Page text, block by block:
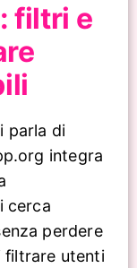
filtri e
parla di
integra
cerca
perdere
filtrare utenti